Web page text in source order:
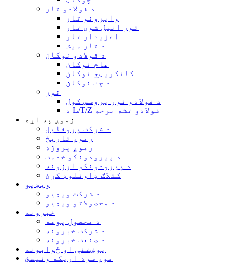
د فولادو تار
وايرونو تار
تور انیل شوی تار
اغزيدار تار
د تار میش
د فولادو نوکان
عام نوکان
کانکریټي نوکان
د چت نوکان
نور
د فولادو نور پروسس کول
د L/T/Z فولادو تشه برخه
زموږ په اړه
د شرکت پروفایل
زموږ تاریخ
زموږ پروژه
د پیرودونکو خدمت
د پیرودونکو ارزونه
کتلاګ ډاونلوډ کړئ
ویډیو
د شرکت ویډیو
د محصولاتو ویډیو
خبرونه
د محصول پوهه
د شرکت خبرونه
د صنعت خبرونه
پوښتنې او ځوابونه
موږ سره اړیکه ونیسئ